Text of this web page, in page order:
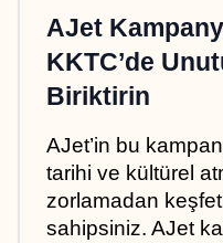
AJet
KKTC’de
Biriktirin
AJet’in bu
tarihi ve kültürel
zorlamadan
sahipsiniz. AJet